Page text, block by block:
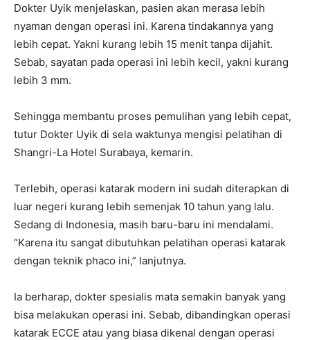
Dokter Uyik menjelaskan, pasien akan merasa lebih
nyaman dengan operasi ini. Karena tindakannya yang
lebih cepat. Yakni kurang lebih 15 menit tanpa dijahit.
Sebab, sayatan pada operasi ini lebih kecil, yakni kurang
lebih 3 mm.
Sehingga membantu proses pemulihan yang lebih cepat,
tutur Dokter Uyik di sela waktunya mengisi pelatihan di
Shangri-La Hotel Surabaya, kemarin.
Terlebih, operasi katarak modern ini sudah diterapkan di
luar negeri kurang lebih semenjak 10 tahun yang lalu.
Sedang di Indonesia, masih baru-baru ini mendalami.
“Karena itu sangat dibutuhkan pelatihan operasi katarak
dengan teknik phaco ini,” lanjutnya.
Ia berharap, dokter spesialis mata semakin banyak yang
bisa melakukan operasi ini. Sebab, dibandingkan operasi
katarak ECCE atau yang biasa dikenal dengan operasi